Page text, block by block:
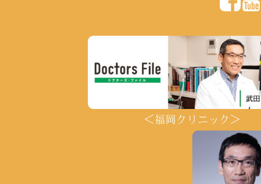
＜福岡クリニック＞